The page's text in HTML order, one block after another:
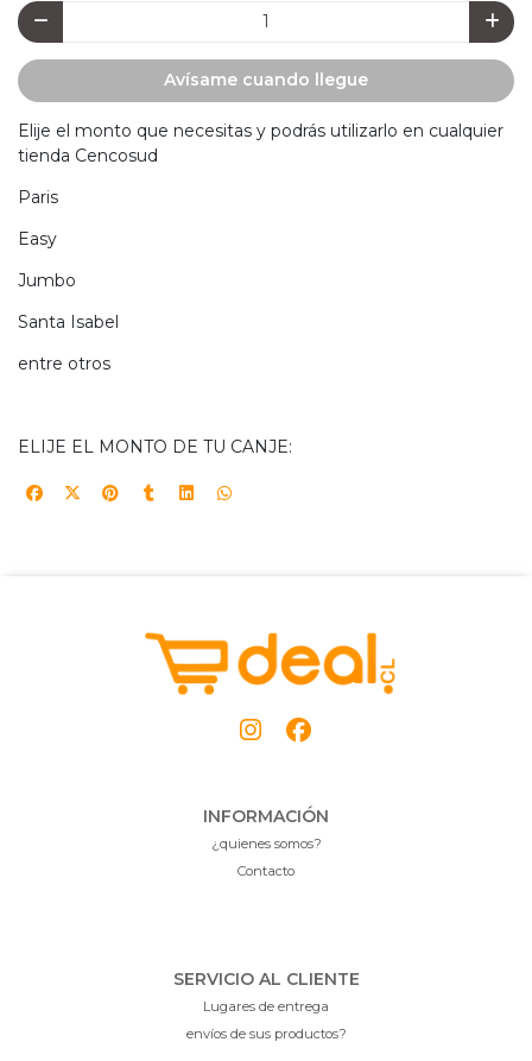
Avísame cuando llegue
Elije el monto que necesitas y podrás utilizarlo en cualquier
tienda Cencosud
Paris
Easy
Jumbo
Santa Isabel
entre otros
ELIJE EL MONTO DE TU CANJE:
INFORMACIÓN
¿quienes somos?
Contacto
SERVICIO AL CLIENTE
Lugares de entrega
envíos de sus productos?